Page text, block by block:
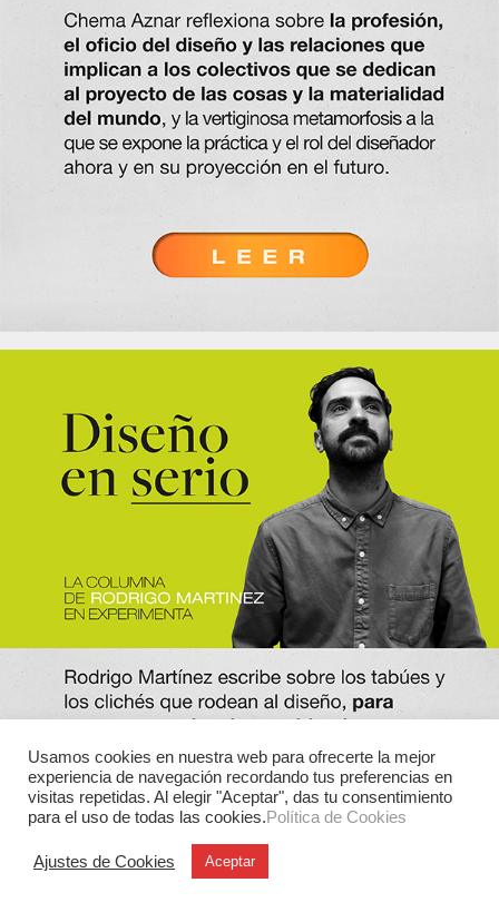
Usamos cookies en nuestra web para ofrecerte la mejor
experiencia de navegación recordando tus preferencias en
visitas repetidas. Al elegir "Aceptar", das tu consentimiento
para el uso de todas las cookies.Política de Cookies
Ajustes de Cookies Aceptar